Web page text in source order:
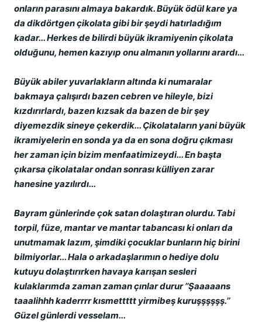
onların parasını almaya bakardık. Büyük ödül kare ya
da dikdörtgen çikolata gibi bir şeydi hatırladığım
kadar... Herkes de bilirdi büyük ikramiyenin çikolata
olduğunu, hemen kazıyıp onu almanın yollarını arardı...
Büyük abiler yuvarlakların altında ki numaralar
bakmaya çalışırdı bazen cebren ve hileyle, bizi
kızdırırlardı, bazen kızsak da bazen de bir şey
diyemezdik sineye çekerdik... Çikolataların yani büyük
ikramiyelerin en sonda ya da en sona doğru çıkması
her zaman için bizim menfaatimizeydi... En başta
çıkarsa çikolatalar ondan sonrası külliyen zarar
hanesine yazılırdı...
Bayram günlerinde çok satan dolaştıran olurdu. Tabi
torpil, füze, mantar ve mantar tabancası ki onları da
unutmamak lazım, şimdiki çocuklar bunların hiç birini
bilmiyorlar... Hala o arkadaşlarımın o hediye dolu
kutuyu dolaştırırken havaya karışan sesleri
kulaklarımda zaman zaman çınlar durur ’’Şaaaaans
taaalihhh kaderrrr kısmettttt yirmibeş kuruşşşşşş.’’
Güzel günlerdi vesselam...